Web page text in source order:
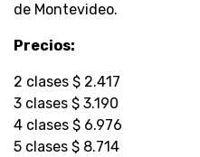
de Montevideo.
Precios:
2 clases $ 2.417
3 clases $ 3.190
4 clases $ 6.976
5 clases $ 8.714